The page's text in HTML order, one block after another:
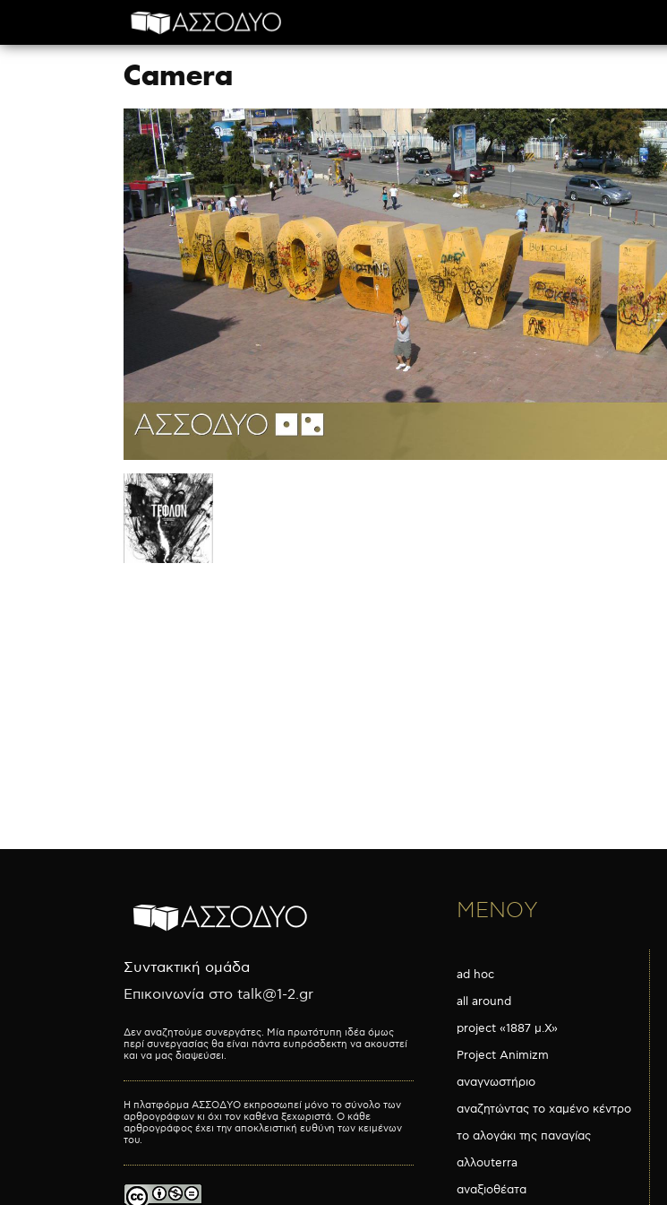
Camera
Συντακτική ομάδα
Επικοινωνία στο talk@1-2.gr
Δεν αναζητούμε συνεργάτες. Μία πρωτότυπη ιδέα όμως
περί συνεργασίας θα είναι πάντα ευπρόσδεκτη να ακουστεί
και να μας διαψεύσει.
Η πλατφόρμα ΑΣΣΟΔΥΟ εκπροσωπεί μόνο το σύνολο των
αρθρογράφων κι όχι τον καθένα ξεχωριστά. Ο κάθε
αρθρογράφος έχει την αποκλειστική ευθύνη των κειμένων
του.
ΜΕΝΟΥ
ad hoc
all around
project «1887 μ.Χ»
Project Animizm
αναγνωστήριο
αναζητώντας το χαμένο κέντρο
το αλογάκι της παναγίας
αλλουterra
αναξιοθέατα